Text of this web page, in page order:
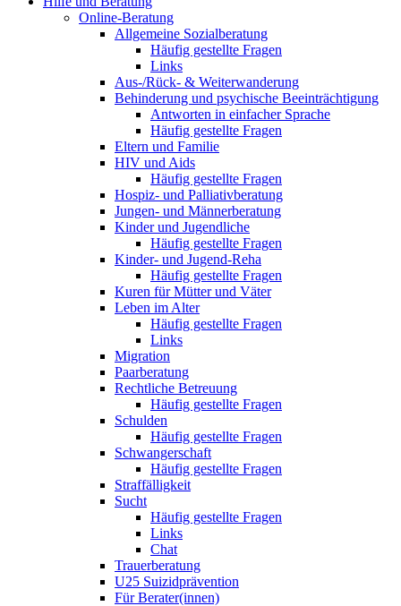
Online-Beratung
Allgemeine Sozialberatung
Häufig gestellte Fragen
Links
Aus-/Rück- & Weiterwanderung
Behinderung und psychische Beeinträchtigung
Antworten in einfacher Sprache
Häufig gestellte Fragen
Eltern und Familie
HIV und Aids
Häufig gestellte Fragen
Hospiz- und Palliativberatung
Jungen- und Männerberatung
Kinder und Jugendliche
Häufig gestellte Fragen
Kinder- und Jugend-Reha
Häufig gestellte Fragen
Kuren für Mütter und Väter
Leben im Alter
Häufig gestellte Fragen
Links
Migration
Paarberatung
Rechtliche Betreuung
Häufig gestellte Fragen
Schulden
Häufig gestellte Fragen
Schwangerschaft
Häufig gestellte Fragen
Straffälligkeit
Sucht
Häufig gestellte Fragen
Links
Chat
Trauerberatung
U25 Suizidprävention
Für Berater(innen)